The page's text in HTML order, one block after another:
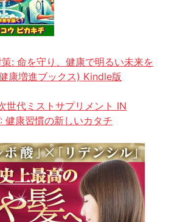
: 命を守り、健康で明るい未来を
康増進ブックス) Kindle版
世代ミストサプリメント IN
健康習慣の新しいカタチ